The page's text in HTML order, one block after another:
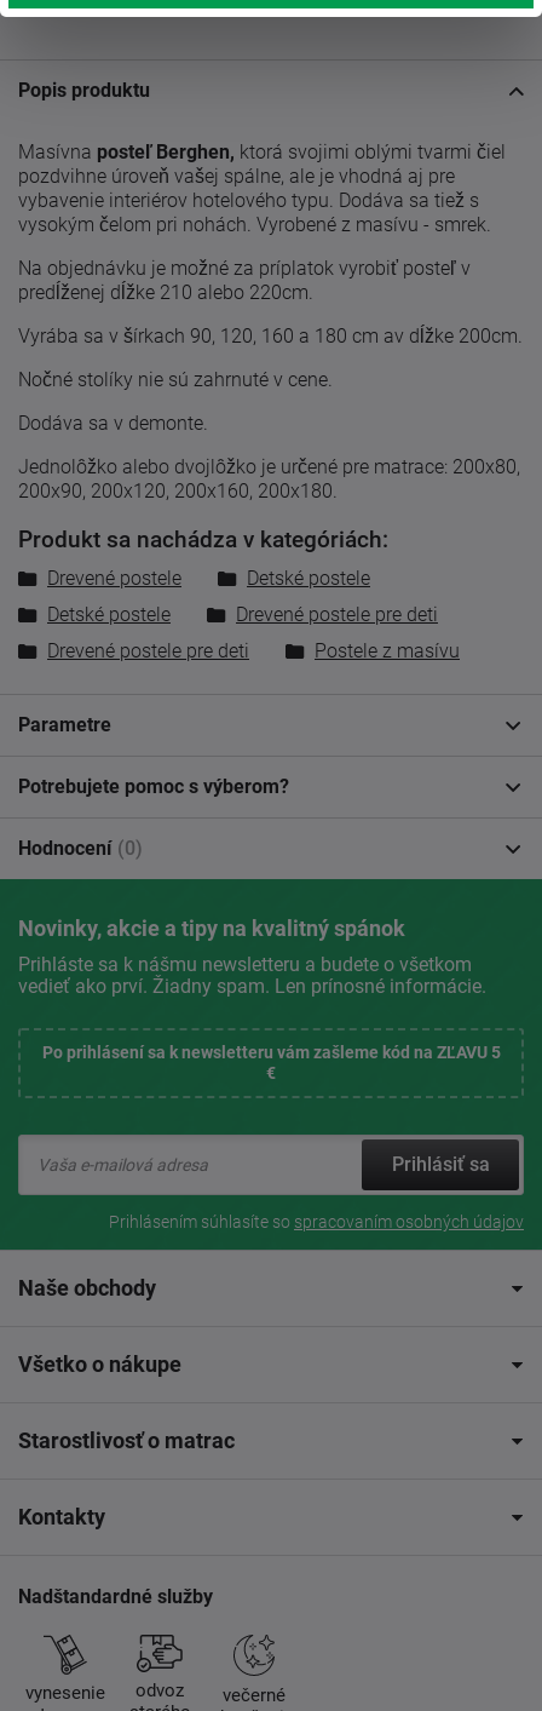
Popis produktu
Masívna posteľ Berghen, ktorá svojimi oblými tvarmi čiel
pozdvihne úroveň vašej spálne, ale je vhodná aj pre
vybavenie interiérov hotelového typu. Dodáva sa tiež s
vysokým čelom pri nohách. Vyrobené z masívu - smrek.
Na objednávku je možné za príplatok vyrobiť posteľ v
predĺženej dĺžke 210 alebo 220cm.
Vyrába sa v šírkach 90, 120, 160 a 180 cm av dĺžke 200cm.
Nočné stolíky nie sú zahrnuté v cene.
Dodáva sa v demonte.
Jednolôžko alebo dvojlôžko je určené pre matrace: 200x80,
200x90, 200x120, 200x160, 200x180.
Produkt sa nachádza v kategóriách:
Drevené postele
Detské postele
Detské postele
Drevené postele pre deti
Drevené postele pre deti
Postele z masívu
Parametre
Potrebujete pomoc s výberom?
Hodnocení (0)
Novinky, akcie a tipy na kvalitný spánok
Prihláste sa k nášmu newsletteru a budete o všetkom
vedieť ako prví. Žiadny spam. Len prínosné informácie.
Po prihlásení sa k newsletteru vám zašleme kód na ZĽAVU 5
€
Prihlásiť sa
Prihlásením súhlasíte so spracovaním osobných údajov
Naše obchody
Všetko o nákupe
Starostlivosť o matrac
Kontakty
Nadštandardné služby
vynesenie
odvoz
večerné